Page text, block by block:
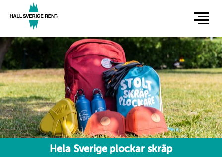
huvudinnehåll
Hela Sverige plockar skräp